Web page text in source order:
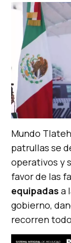
Mundo
patrullas se
operativos y
favor de las
equipadasa
gobierno,
recorren